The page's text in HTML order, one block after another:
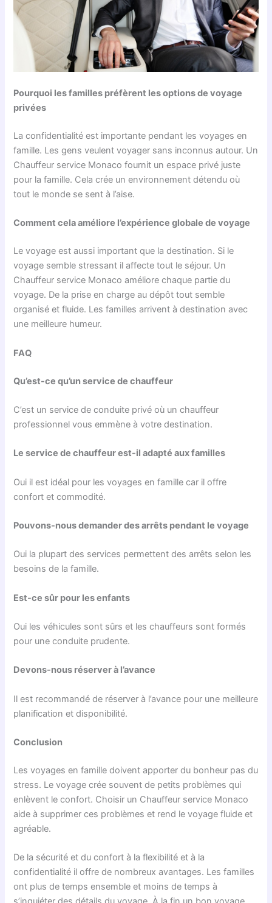
Pourquoi les familles préfèrent les options de voyage
privées
La confidentialité est importante pendant les voyages en
famille. Les gens veulent voyager sans inconnus autour. Un
Chauffeur service Monaco fournit un espace privé juste
pour la famille. Cela crée un environnement détendu où
tout le monde se sent à l’aise.
Comment cela améliore l’expérience globale de voyage
Le voyage est aussi important que la destination. Si le
voyage semble stressant il affecte tout le séjour. Un
Chauffeur service Monaco améliore chaque partie du
voyage. De la prise en charge au dépôt tout semble
organisé et fluide. Les familles arrivent à destination avec
une meilleure humeur.
FAQ
Qu’est-ce qu’un service de chauffeur
C’est un service de conduite privé où un chauffeur
professionnel vous emmène à votre destination.
Le service de chauffeur est-il adapté aux familles
Oui il est idéal pour les voyages en famille car il offre
confort et commodité.
Pouvons-nous demander des arrêts pendant le voyage
Oui la plupart des services permettent des arrêts selon les
besoins de la famille.
Est-ce sûr pour les enfants
Oui les véhicules sont sûrs et les chauffeurs sont formés
pour une conduite prudente.
Devons-nous réserver à l’avance
Il est recommandé de réserver à l’avance pour une meilleure
planification et disponibilité.
Conclusion
Les voyages en famille doivent apporter du bonheur pas du
stress. Le voyage crée souvent de petits problèmes qui
enlèvent le confort. Choisir un Chauffeur service Monaco
aide à supprimer ces problèmes et rend le voyage fluide et
agréable.
De la sécurité et du confort à la flexibilité et à la
confidentialité il offre de nombreux avantages. Les familles
ont plus de temps ensemble et moins de temps à